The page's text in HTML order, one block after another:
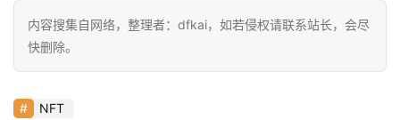
内容搜集自网络，整理者：dfkai，如若侵权请联系站长，会尽
快删除。
NFT